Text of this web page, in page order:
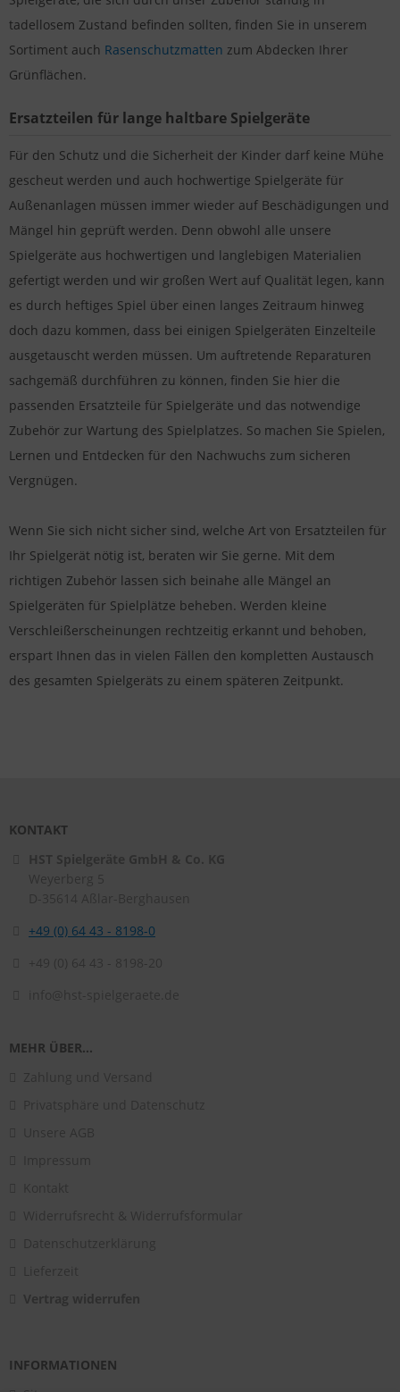
tadellosem Zustand befinden sollten, finden Sie in unserem
Sortiment auch Rasenschutzmatten zum Abdecken Ihrer
Grünflächen.
Ersatzteilen für lange haltbare Spielgeräte
Für den Schutz und die Sicherheit der Kinder darf keine Mühe
gescheut werden und auch hochwertige Spielgeräte für
Außenanlagen müssen immer wieder auf Beschädigungen und
Mängel hin geprüft werden. Denn obwohl alle unsere
Spielgeräte aus hochwertigen und langlebigen Materialien
gefertigt werden und wir großen Wert auf Qualität legen, kann
es durch heftiges Spiel über einen langes Zeitraum hinweg
doch dazu kommen, dass bei einigen Spielgeräten Einzelteile
ausgetauscht werden müssen. Um auftretende Reparaturen
sachgemäß durchführen zu können, finden Sie hier die
passenden Ersatzteile für Spielgeräte und das notwendige
Zubehör zur Wartung des Spielplatzes. So machen Sie Spielen,
Lernen und Entdecken für den Nachwuchs zum sicheren
Vergnügen.
Wenn Sie sich nicht sicher sind, welche Art von Ersatzteilen für
Ihr Spielgerät nötig ist, beraten wir Sie gerne. Mit dem
richtigen Zubehör lassen sich beinahe alle Mängel an
Spielgeräten für Spielplätze beheben. Werden kleine
Verschleißerscheinungen rechtzeitig erkannt und behoben,
erspart Ihnen das in vielen Fällen den kompletten Austausch
des gesamten Spielgeräts zu einem späteren Zeitpunkt.
KONTAKT
HST Spielgeräte GmbH & Co. KG
Weyerberg 5
D-35614 Aßlar-Berghausen
+49 (0) 64 43 - 8198-0
+49 (0) 64 43 - 8198-20
info@hst-spielgeraete.de
MEHR ÜBER...
Zahlung und Versand
Privatsphäre und Datenschutz
Unsere AGB
Impressum
Kontakt
Widerrufsrecht & Widerrufsformular
Datenschutzerklärung
Lieferzeit
Vertrag widerrufen
INFORMATIONEN